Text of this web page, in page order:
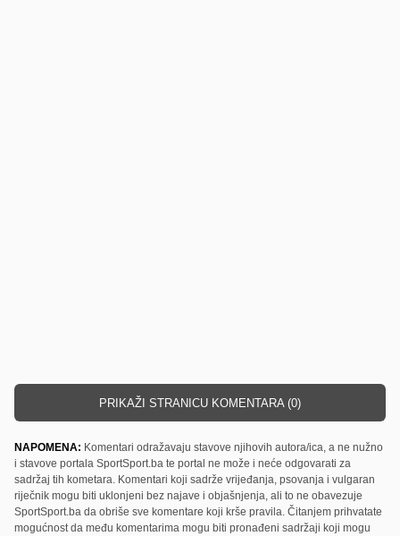
PRIKAŽI STRANICU KOMENTARA (0)
NAPOMENA: Komentari odražavaju stavove njihovih autora/ica, a ne nužno
i stavove portala SportSport.ba te portal ne može i neće odgovarati za
sadržaj tih kometara. Komentari koji sadrže vrijeđanja, psovanja i vulgaran
riječnik mogu biti uklonjeni bez najave i objašnjenja, ali to ne obavezuje
SportSport.ba da obriše sve komentare koji krše pravila. Čitanjem prihvatate
mogućnost da među komentarima mogu biti pronađeni sadržaji koji mogu